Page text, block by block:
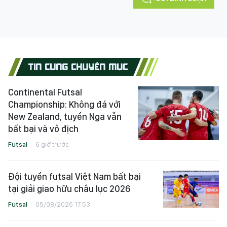
TIN CÙNG CHUYÊN MỤC
Continental Futsal
Championship: Không đá với
New Zealand, tuyển Nga vẫn
bất bại và vô địch
Futsal 6 giờ trước
Đội tuyển futsal Việt Nam bất bại
tại giải giao hữu châu lục 2026
Futsal 05/08/2026 17:53